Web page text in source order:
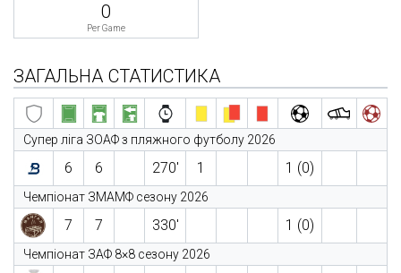
0
Per Game
ЗАГАЛЬНА СТАТИСТИКА
Супер ліга ЗОАФ з пляжного футболу 2026
6 6 270′ 1 1 (0)
Чемпіонат ЗМАМФ сезону 2026
7 7 330′ 1 (0)
Чемпіонат ЗАФ 8×8 сезону 2026